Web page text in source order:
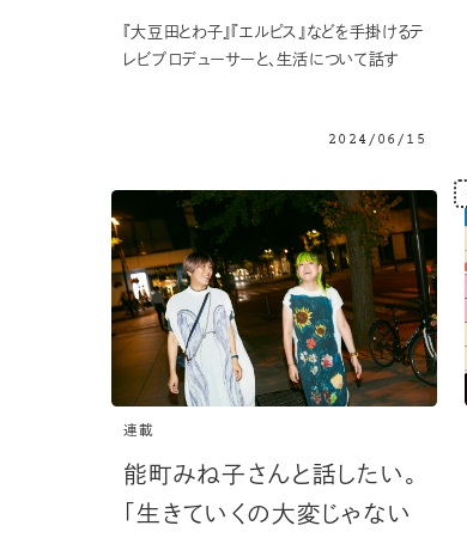
『大豆田とわ子』『エルピス』などを手掛けるテ
レビプロデューサーと、生活について話す
2024/06/15
連載
能町みね子さんと話したい。
「生きていくの大変じゃない